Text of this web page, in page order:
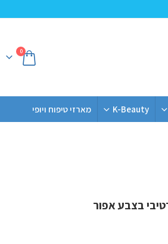
0
K-Beauty מארזי טיפוח ויופי